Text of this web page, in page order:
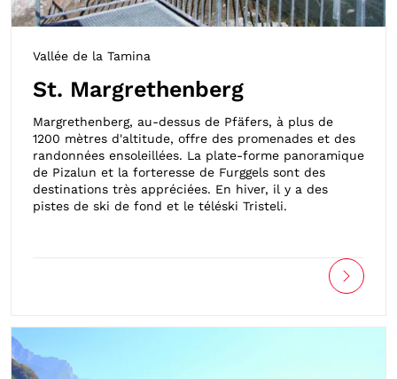
Vallée de la Tamina
St. Margrethenberg
Margrethenberg, au-dessus de Pfäfers, à plus de
1200 mètres d'altitude, offre des promenades et des
randonnées ensoleillées. La plate-forme panoramique
de Pizalun et la forteresse de Furggels sont des
destinations très appréciées. En hiver, il y a des
pistes de ski de fond et le téléski Tristeli.